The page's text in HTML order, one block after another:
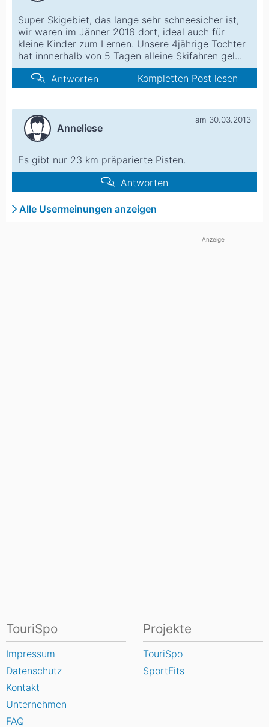
Super Skigebiet, das lange sehr schneesicher ist,
wir waren im Jänner 2016 dort, ideal auch für
kleine Kinder zum Lernen. Unsere 4jährige Tochter
hat innnerhalb von 5 Tagen alleine Skifahren gel...
Antworten
Kompletten Post lesen
Anneliese
am 30.03.2013
Es gibt nur 23 km präparierte Pisten.
Antworten
Alle Usermeinungen anzeigen
Anzeige
TouriSpo
Impressum
Datenschutz
Kontakt
Unternehmen
FAQ
Projekte
TouriSpo
SportFits